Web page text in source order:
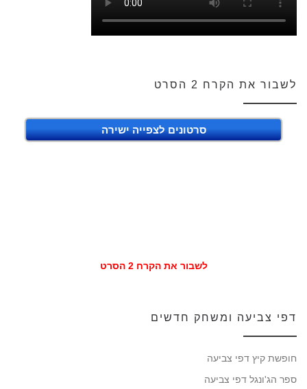
לשבור את הקרח 2 הסרט
סרטונים לצפייה ישירה
לשבור את הקרח 2 הסרט
דפי צביעה ומשחק חדשים
חופשת קיץ דפי צביעה
ספר הג'ונגל דפי צביעה